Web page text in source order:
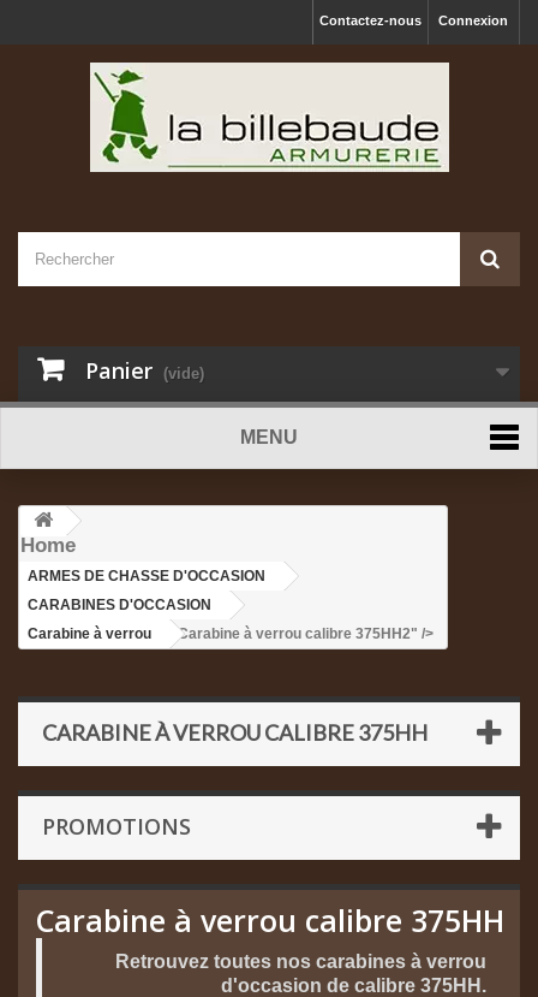
Connexion
Contactez-nous
Panier (vide)
MENU
Home
ARMES DE CHASSE D'OCCASION
CARABINES D'OCCASION
Carabine à verrou
>Carabine à verrou calibre 375HH2" />
CARABINE À VERROU CALIBRE 375HH
PROMOTIONS
Carabine à verrou calibre 375HH
Retrouvez toutes nos carabines à verrou
d'occasion de calibre 375HH.